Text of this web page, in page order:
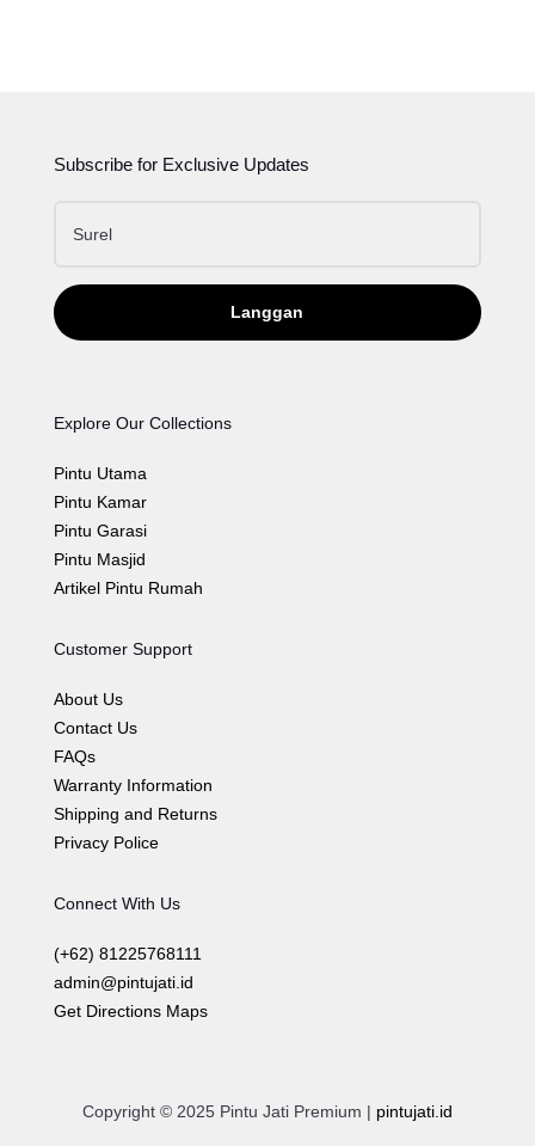
Subscribe for Exclusive Updates
Langgan
Explore Our Collections
Pintu Utama
Pintu Kamar
Pintu Garasi
Pintu Masjid
Artikel Pintu Rumah
Customer Support
About Us
Contact Us
FAQs
Warranty Information
Shipping and Returns
Privacy Police
Connect With Us
(+62) 81225768111
admin@pintujati.id
Get Directions Maps
Copyright © 2025 Pintu Jati Premium | pintujati.id